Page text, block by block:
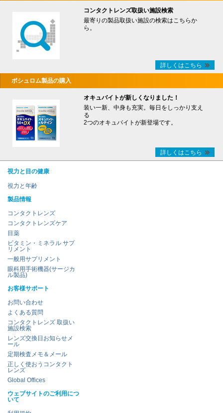
コンタクトレンズ取扱い施設検索
最寄りの製品取扱い施設の検索はこちらか
ら。
詳しくはこちら
ボシュロム製品の購入
オキュバイトが新しくなりました！
装い一新、中身も充実。毎日をしっかり支え
る
2つのオキュバイトが新登場です。
詳しくはこちら
視力と目の健康
視力と年齢
製品情報
コンタクトレンズ
コンタクトレンズケア
目薬
ビタミン・ミネラル サプ
リメント
一般用サプリメント
眼科用手術機器(サージカ
ル製品)
お客様サポート
お問い合わせ
よくある質問
コンタクトレンズ 取扱い
施設検索
レンズ交換日お知らせメ
ール
定期検査メモ＆メール
正しく使おうコンタクト
レンズ
Global Offices
ウェブサイトのご利用につ
いて